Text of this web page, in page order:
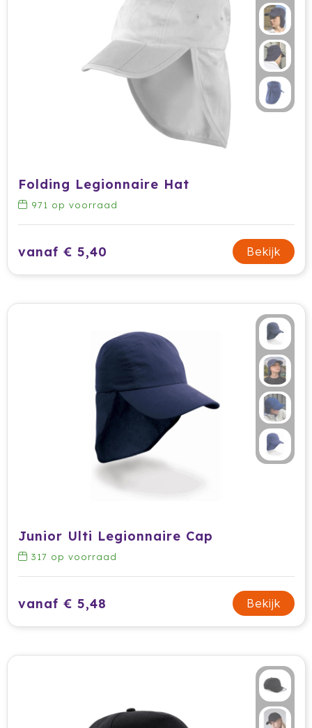
Folding Legionnaire Hat
971 op voorraad
vanaf € 5,40 Bekijk
Junior Ulti Legionnaire Cap
317 op voorraad
vanaf € 5,48 Bekijk